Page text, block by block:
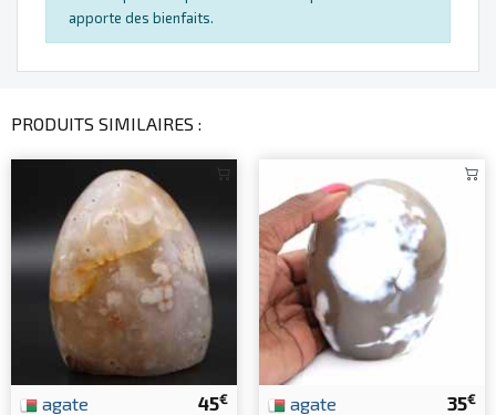
apporte des bienfaits.
PRODUITS SIMILAIRES :
45€
agate 35€
agate